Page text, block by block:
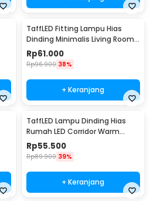
TaffLED Fitting Lampu Hias
Dinding Minimalis Living Room
Light E27 - F215
Rp61.000
Rp96.900 38%
+ Keranjang
TaffLED Lampu Dinding Hias
Rumah LED Corridor Warm
White 3000K 6W 22cm - F0011
Rp55.500
Rp89.900 39%
+ Keranjang